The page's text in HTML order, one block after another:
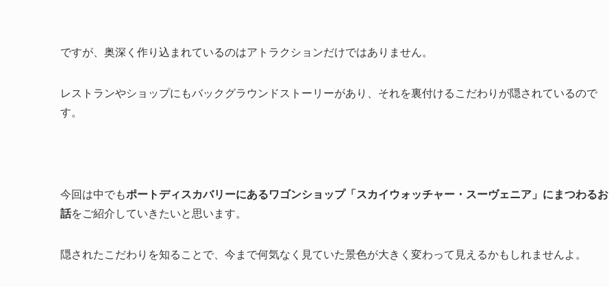
ですが、奥深く作り込まれているのはアトラクションだけではありません。
レストランやショップにもバックグラウンドストーリーがあり、それを裏付けるこだわりが隠されているので
す。
今回は中でもポートディスカバリーにあるワゴンショップ「スカイウォッチャー・スーヴェニア」にまつわるお
話をご紹介していきたいと思います。
隠されたこだわりを知ることで、今まで何気なく見ていた景色が大きく変わって見えるかもしれませんよ。